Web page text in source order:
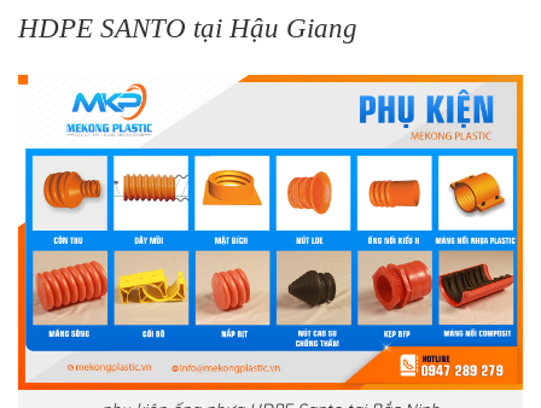
HDPE SANTO tại Hậu Giang